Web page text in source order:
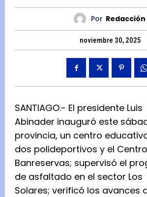
Por Redacción
noviembre 30, 2025
SANTIAGO.- El presidente Luis
Abinader inauguró este
provincia, un centro
dos polideportivos y el
Banreservas; supervisó el
de asfaltado en el sector Los
Solares; verificó los avances